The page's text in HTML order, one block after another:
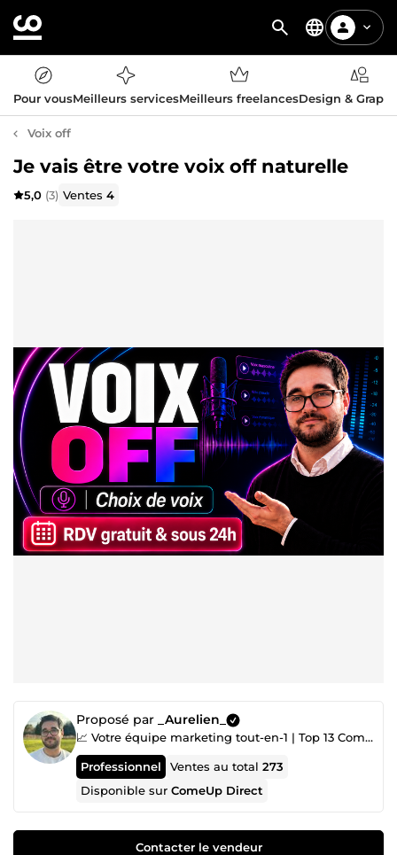
Pour vousMeilleurs servicesMeilleurs freelancesDesign &
Voix off
Je vais être votre voix off naturelle
5,0 (3) Ventes4
Proposé par _Aurelien_
📈 Votre équipe marketing tout-en-1 | Top 13 ComeUp 🚀
Professionnel Ventes au total273
Disponible surComeUp Direct
Contacter le vendeur